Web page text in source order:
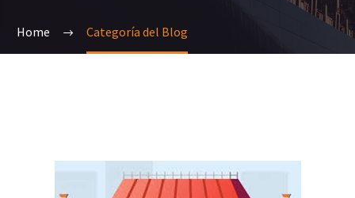
Home Categoría del Blog